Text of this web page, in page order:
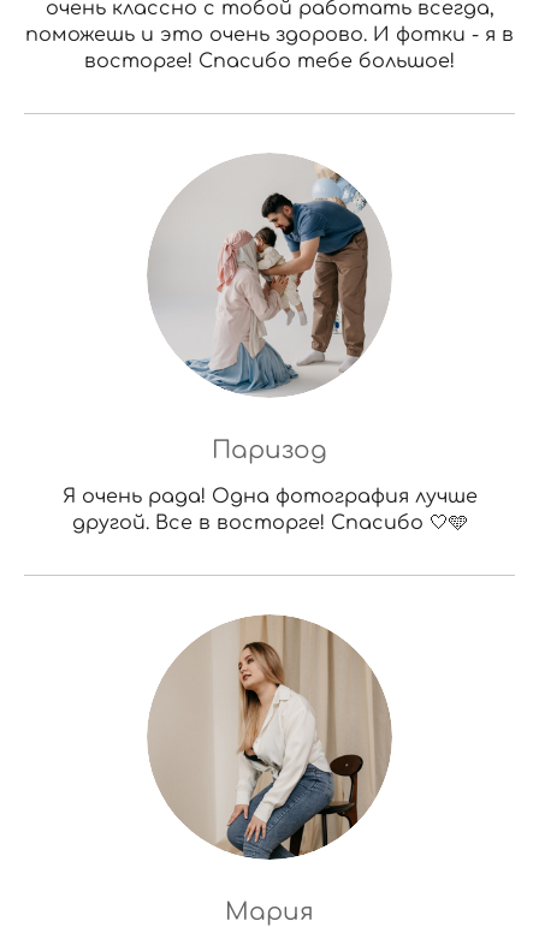
очень классно с тобой работать всегда,
поможешь и это очень здорово. И фотки - я в
восторге! Спасибо тебе большое!
Паризод
Я очень рада! Одна фотография лучше
другой. Все в восторге! Спасибо 🤍🩵
Мария